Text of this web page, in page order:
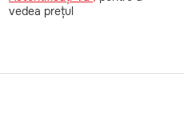
vedea prețul